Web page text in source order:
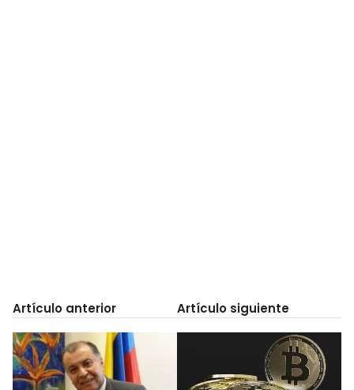
Artículo anterior Artículo siguiente